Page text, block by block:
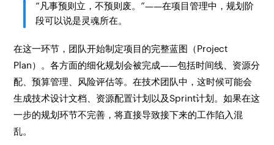
“凡事预则立，不预则废。”——在项目管理中，规划阶
段可以说是灵魂所在。
在这一环节，团队开始制定项目的完整蓝图（Project
Plan）。各方面的细化规划会被完成——包括时间线、资源分
配、预算管理、风险评估等。在技术团队中，这时候可能会
生成技术设计文档、资源配置计划以及Sprint计划。如果在这
一步的规划环节不完善，将直接导致接下来的工作陷入混
乱。